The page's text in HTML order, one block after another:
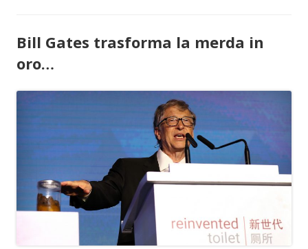
Bill Gates trasforma la merda in
oro…